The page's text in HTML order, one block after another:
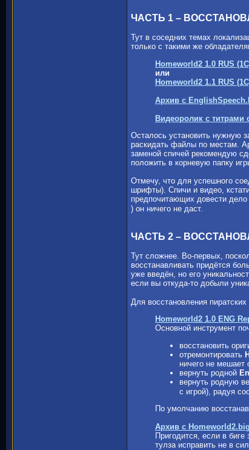
ЧАСТЬ 1 –
Тут в соседних темах
только с такими же
Homeworld2 1.0 RUS
или
Homeworld2 1.1 RUS
Архив с
Видеоролик с титрами
Осталось установить нужную
раскидать файлы по местам.
заменой спичей рекомендую
положить в корневую папку
Отмечу, что для успешного
шрифты). Спичи и видео,
предпочитающих довести дело
) он ничего не даст.
ЧАСТЬ 2 –
Тут сложнее. Во-первых,
восстанавливать придётся
уже введён, но его
если вы откуда-то добыли
Для восстановления
Homeworld2 1.0 ENG
Основной инструмент
восстановить
отремонтировать
ничего не мешает
вернуть родной
вернуть родную
с игрой), радуя
По умолчанию
Архив с Homeworld2.big
Пригодится, если в
тулза исправить не в